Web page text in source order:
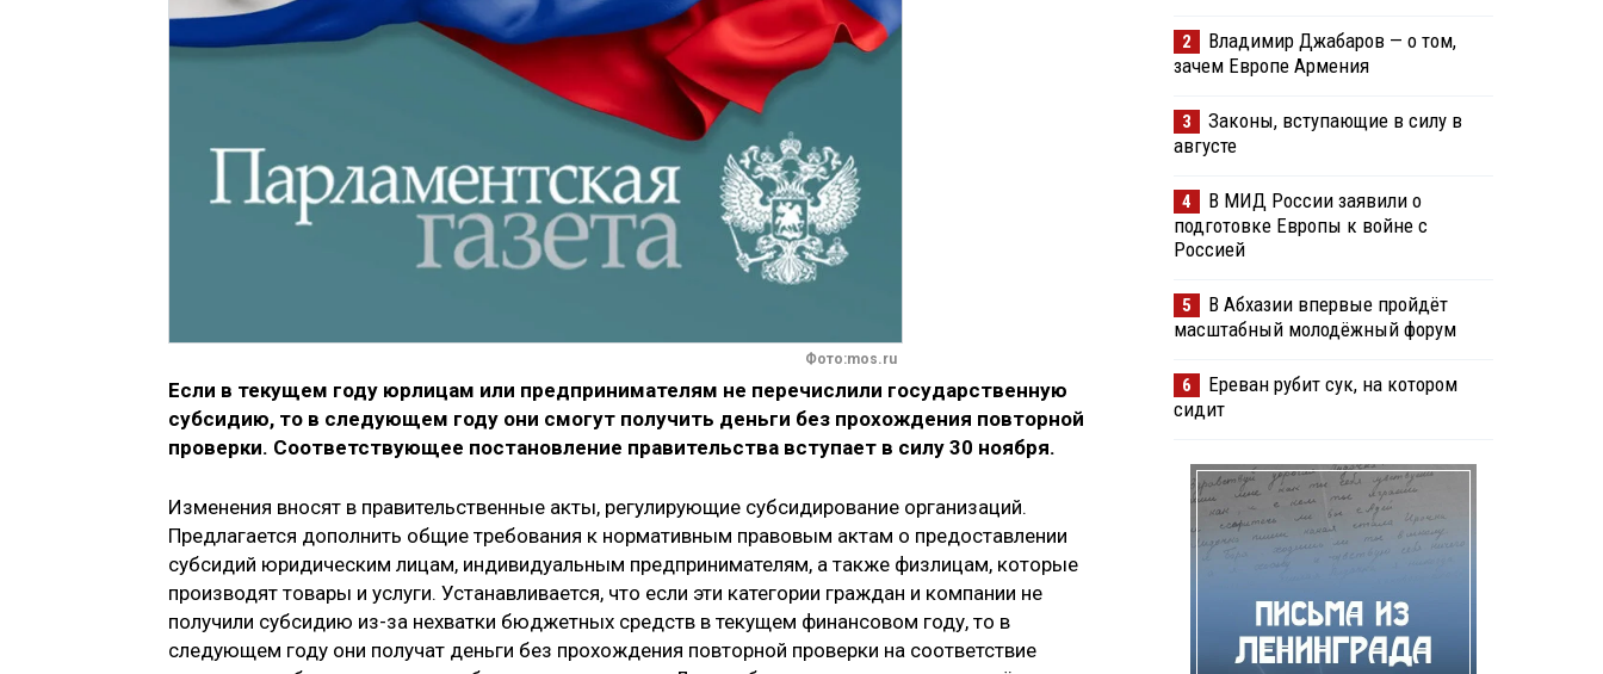
Фото:mos.ru
Если в текущем году юрлицам или предпринимателям не перечислили государственную
субсидию, то в следующем году они смогут получить деньги без прохождения повторной
проверки. Соответствующее постановление правительства вступает в силу 30 ноября.
Изменения вносят в правительственные акты, регулирующие субсидирование организаций.
Предлагается дополнить общие требования к нормативным правовым актам о предоставлении
субсидий юридическим лицам, индивидуальным предпринимателям, а также физлицам, которые
производят товары и услуги. Устанавливается, что если эти категории граждан и компании не
получили субсидию из-за нехватки бюджетных средств в текущем финансовом году, то в
следующем году они получат деньги без прохождения повторной проверки на соответствие
2
Владимир Джабаров — о том,
зачем Европе Армения
3
Законы, вступающие в силу в
августе
4
В МИД России заявили о
подготовке Европы к войне с
Россией
5
В Абхазии впервые пройдёт
масштабный молодёжный форум
6
Ереван рубит сук, на котором
сидит